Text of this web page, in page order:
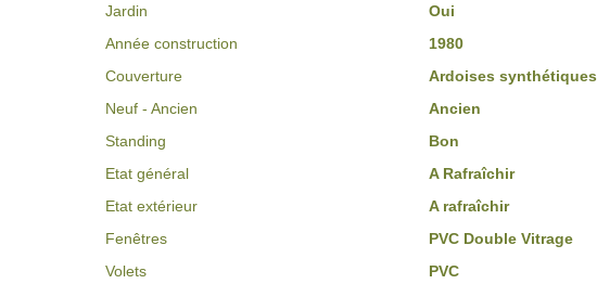
Jardin
Oui
Année construction
1980
Couverture
Ardoises synthétiques
Neuf - Ancien
Ancien
Standing
Bon
Etat général
A Rafraîchir
Etat extérieur
A rafraîchir
Fenêtres
PVC Double Vitrage
Volets
PVC